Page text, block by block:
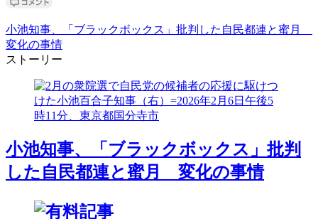
小池知事、「ブラックボックス」批判した自民都連と蜜月
変化の事情
ストーリー
小池知事、「ブラックボックス」批判
した自民都連と蜜月 変化の事情